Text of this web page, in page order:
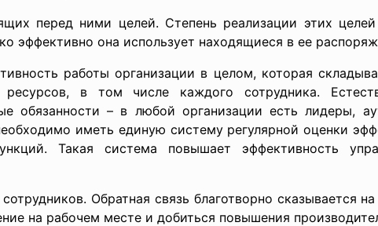
перед ними целей. Степень реализации этих целей
эффективно она использует находящиеся в ее
работы организации в целом, которая
в том числе каждого сотрудника.
обязанности – в любой организации есть лидеры,
иметь единую систему регулярной оценки
Такая система повышает эффективность
Обратная связь благотворно сказывается
на рабочем месте и добиться повышения